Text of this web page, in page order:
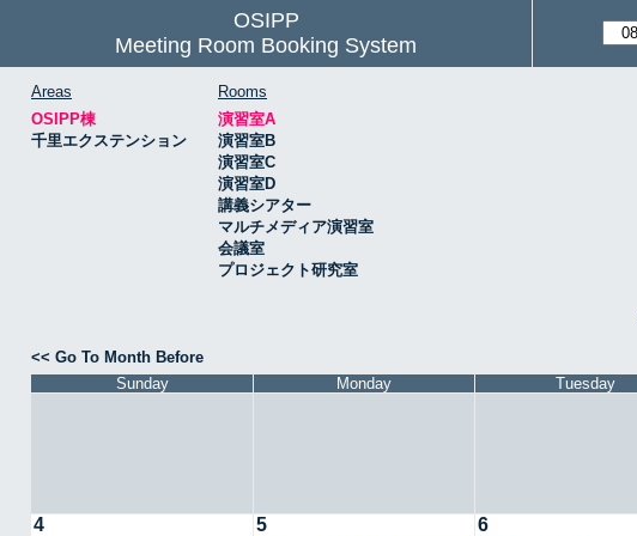
OSIPP
Meeting Room Booking System
Areas
OSIPP棟
千里エクステンション
Rooms
演習室A
演習室B
演習室C
演習室D
講義シアター
マルチメディア演習室
会議室
プロジェクト研究室
<< Go To Month Before
Sunday
Monday Tuesday
4 5 6